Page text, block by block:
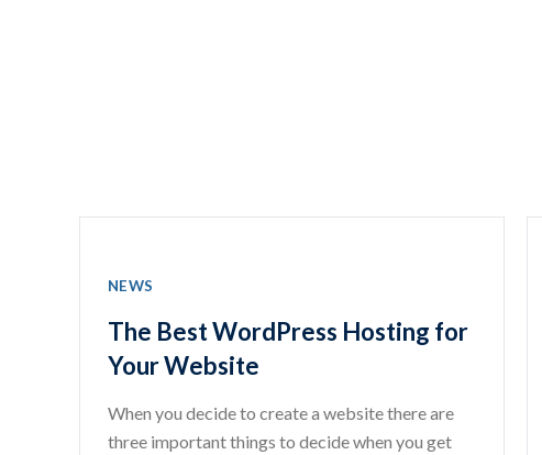
NEWS
The Best WordPress Hosting for
Your Website
When you decide to create a website there are
three important things to decide when you get